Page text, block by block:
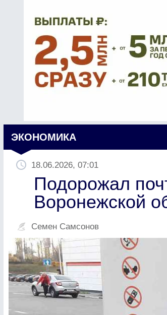
ЭКОНОМИКА
18.06.2026, 07:01
Подорожал
Воронежской
Семен Самсонов